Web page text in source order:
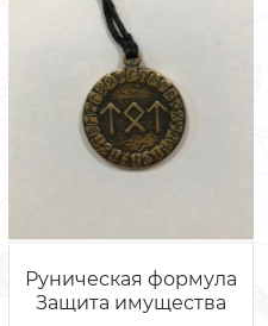
Руническая формула
Защита имущества